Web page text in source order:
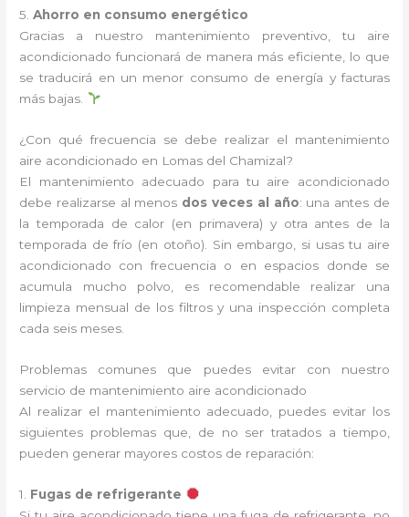
5.Ahorro en consumo energético
Gracias a nuestro mantenimiento preventivo, tu aire
acondicionado funcionará de manera más eficiente, lo que
se traducirá en un menor consumo de energía y facturas
más bajas.
¿Con qué frecuencia se debe realizar el mantenimiento
aire acondicionado en Lomas del Chamizal?
El mantenimiento adecuado para tu aire acondicionado
debe realizarse al menos dos veces al año: una antes de
la temporada de calor (en primavera) y otra antes de la
temporada de frío (en otoño). Sin embargo, si usas tu aire
acondicionado con frecuencia o en espacios donde se
acumula mucho polvo, es recomendable realizar una
limpieza mensual de los filtros y una inspección completa
cada seis meses.
Problemas comunes que puedes evitar con nuestro
servicio de mantenimiento aire acondicionado
Al realizar el mantenimiento adecuado, puedes evitar los
siguientes problemas que, de no ser tratados a tiempo,
pueden generar mayores costos de reparación:
1. Fugas de refrigerante